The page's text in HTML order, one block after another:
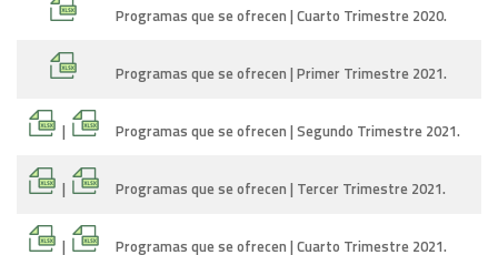
Programas que se ofrecen | Cuarto Trimestre 2020.
Programas que se ofrecen | Primer Trimestre 2021.
| Programas que se ofrecen | Segundo Trimestre 2021.
| Programas que se ofrecen | Tercer Trimestre 2021.
| Programas que se ofrecen | Cuarto Trimestre 2021.